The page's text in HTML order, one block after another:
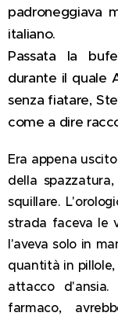
padroneggiava
italiano.
Passata la
durante il quale
senza fiatare,
come a dire
Era appena
della
squillare.
strada faceva le
l'aveva solo in
quantità in
attacco
farmaco,